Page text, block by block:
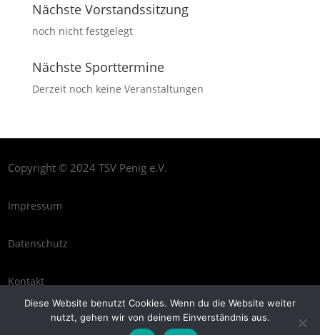
Nächste Vorstandssitzung
noch nicht festgelegt
Nächste Sporttermine
Derzeit noch keine Veranstaltungen
Copyright © 2024 TSV Penig e.V.
Impressum
Datenschutz
Kontakt
Diese Website benutzt Cookies. Wenn du die Website weiter
nutzt, gehen wir von deinem Einverständnis aus.